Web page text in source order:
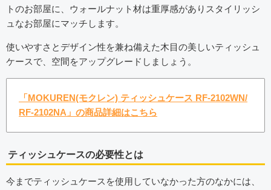
トのお部屋に、ウォールナット材は重厚感がありスタイリッシ
ュなお部屋にマッチします。
使いやすさとデザイン性を兼ね備えた木目の美しいティッシュ
ケースで、空間をアップグレードしましょう。
「MOKUREN(モクレン) ティッシュケース RF-2102WN/
RF-2102NA」の商品詳細はこちら
ティッシュケースの必要性とは
今までティッシュケースを使用していなかった方のなかには、